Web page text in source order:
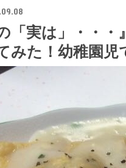
「実は」・・
みた！幼稚園児